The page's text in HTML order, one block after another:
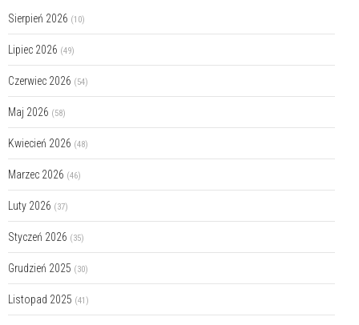
Sierpień 2026 (10)
Lipiec 2026 (49)
Czerwiec 2026 (54)
Maj 2026 (58)
Kwiecień 2026 (48)
Marzec 2026 (46)
Luty 2026 (37)
Styczeń 2026 (35)
Grudzień 2025 (30)
Listopad 2025 (41)